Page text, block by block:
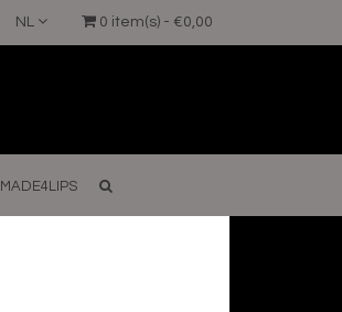
0 item(s) - €0,00
NL
MADE4LIPS